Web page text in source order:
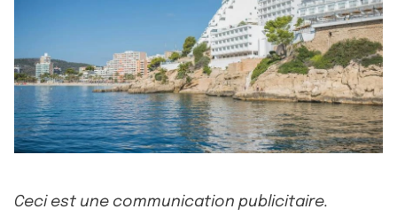
Ceci est une communication publicitaire.